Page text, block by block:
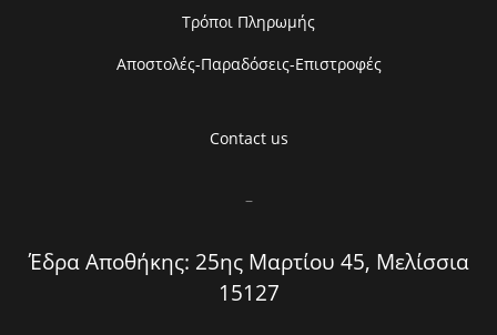
Τρόποι Πληρωμής
Αποστολές-Παραδόσεις-Επιστροφές
Contact us
–
Έδρα Αποθήκης: 25ης Μαρτίου 45, Μελίσσια
15127